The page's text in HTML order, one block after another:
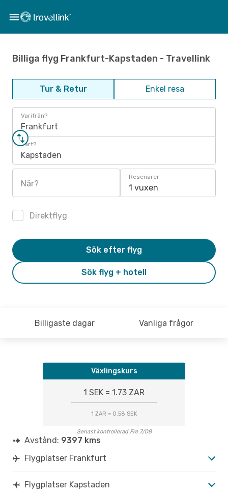
Billiga flyg Frankfurt-Kapstaden - Travellink
Tur & Retur Enkel resa
Varifrån?
Frankfurt
Vart?
Kapstaden
När?
Resenärer
1 vuxen
Direktflyg
Sök flyg + hotell
Sök efter flyg
Billigaste dagar Vanliga frågor
Växlingskurs
1 SEK = 1.73 ZAR
1 ZAR = 0.58 SEK
Senast kontrollerad Fre 7/08
Avstånd: 9397 kms
Flygplatser Frankfurt
Flygplatser Kapstaden